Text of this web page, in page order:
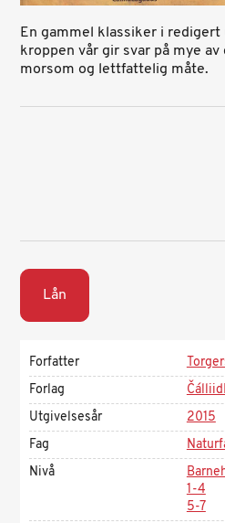
En gammel klassiker i redigert
kroppen vår gir svar på mye
morsom og lettfattelig måte.
Lån
Forfatter
Forlag
Utgivelsesår
2015
Fag
Nivå
1-4
5-7